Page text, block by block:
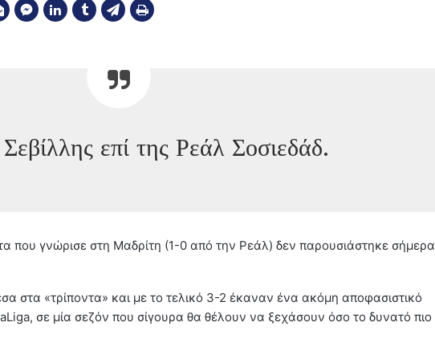
επί της Ρεάλ Σοσιεδάδ.
που γνώρισε στη Μαδρίτη (1-0 από την Ρεάλ) δεν παρουσιάστηκε σήμερα
στα «τρίποντα» και με το τελικό 3-2 έκαναν ένα ακόμη αποφασιστικό
σε μία σεζόν που σίγουρα θα θέλουν να ξεχάσουν όσο το δυνατό πιο